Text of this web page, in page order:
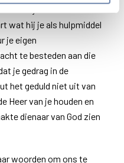
wat hij je als hulpmiddel
je eigen
te besteden aan die
je gedrag in de
het geduld niet uit van
Heer van je houden en
dienaar van God zien
woorden om ons te